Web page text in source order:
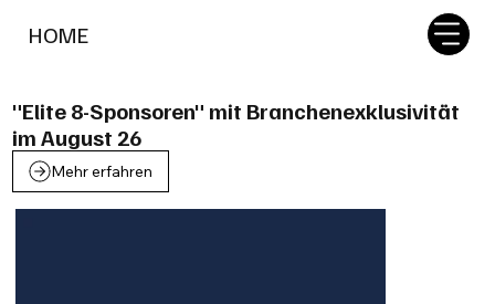
HOME
"Elite 8-Sponsoren" mit Branchenexklusivität
im August 26
Mehr erfahren